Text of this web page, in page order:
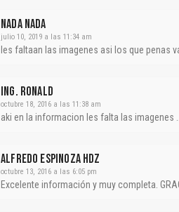
Nada Nada
julio 10, 2019 a las 11:34 am
les faltaan las imagenes asi los que penas
Ing. Ronald
octubre 18, 2016 a las 11:38 am
aki en la informacion les falta las imagenes
Alfredo Espinoza Hdz
octubre 13, 2016 a las 6:05 pm
Excelente información y muy completa.